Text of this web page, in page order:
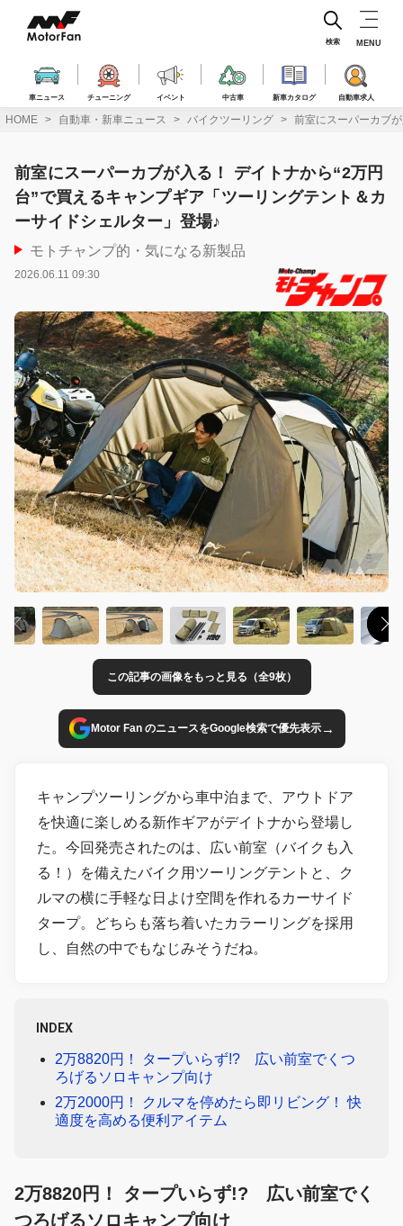
ス
車ニュース チューニング イベント 中古車 新車カタログ 自動車求人
検索 MENU
HOME 自動車・新車ニュース バイクツーリング 前室にスーパーカブ
前室にスーパーカブが入る！ デイトナから“2万円
台”で買えるキャンプギア「ツーリングテント＆カ
ーサイドシェルター」登場♪
モトチャンプ的・気になる新製品
2026.06.11 09:30
この記事の画像をもっと見る（全9枚）
Motor Fan のニュースをGoogle検索で優先表示→
キャンプツーリングから車中泊まで、アウトドア
を快適に楽しめる新作ギアがデイトナから登場し
た。今回発売されたのは、広い前室（バイクも入
る！）を備えたバイク用ツーリングテントと、ク
ルマの横に手軽な日よけ空間を作れるカーサイド
タープ。どちらも落ち着いたカラーリングを採用
し、自然の中でもなじみそうだね。
INDEX
2万8820円！ タープいらず!? 広い前室でくつ
ろげるソロキャンプ向け
2万2000円！ クルマを停めたら即リビング！ 快
適度を高める便利アイテム
2万8820円！ タープいらず!? 広い前室でく
つろげるソロキャンプ向け